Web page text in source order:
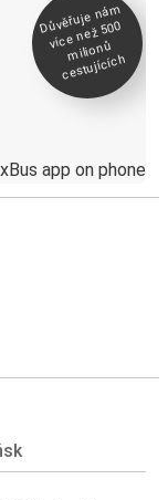
Důvěřuje ná
m
více než 500
milionů
cestujících